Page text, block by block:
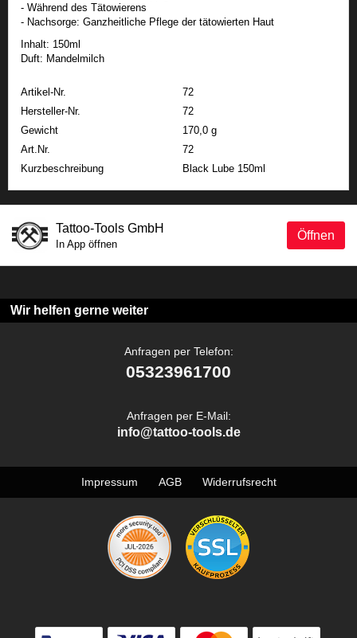
- Während des Tätowierens
- Nachsorge: Ganzheitliche Pflege der tätowierten Haut
Inhalt: 150ml
Duft: Mandelmilch
Artikel-Nr.
72
Hersteller-Nr.
72
Gewicht
170,0 g
Art.Nr.
72
Kurzbeschreibung
Black Lube 150ml
Öffnen
Tattoo-Tools GmbH
In App öffnen
Wir helfen gerne weiter
Anfragen per Telefon:
05323961700
Anfragen per E-Mail:
info@tattoo-tools.de
Impressum AGB Widerrufsrecht